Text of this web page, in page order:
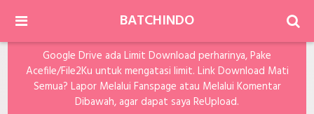
BATCHINDO
Google Drive ada Limit Download perharinya, Pake
Acefile/File2Ku untuk mengatasi limit. Link Download Mati
Semua? Lapor Melalui Fanspage atau Melalui Komentar
Dibawah, agar dapat saya ReUpload.